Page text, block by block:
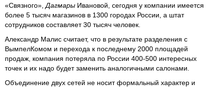
«Связного», Дагмары Ивановой, сегодня у компании имеется
более 5 тысяч магазинов в 1300 городах России, а штат
сотрудников составляет 30 тысяч человек.
Александр Малис считает, что в результате разделения с
ВымпелКомом и перехода к последнему 2000 площадей
продаж, компания потеряла по России 400-500 интересных
точек и их надо будет заменить аналогичными салонами.
Объединение двух сетей не носит формальный характер и